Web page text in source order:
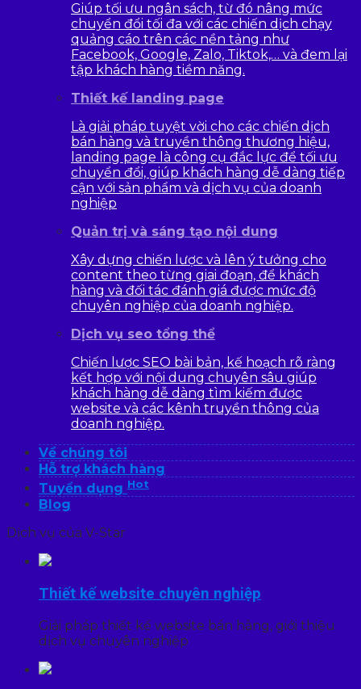
Giúp tối ưu ngân sách, từ đó nâng mức
chuyển đổi tối đa với các chiến dịch chạy
quảng cáo trên các nền tảng như
Facebook, Google, Zalo, Tiktok,… và đem lại
tập khách hàng tiềm năng.
Thiết kế landing page
Là giải pháp tuyệt vời cho các chiến dịch
bán hàng và truyền thông thương hiệu,
landing page là công cụ đắc lực để tối ưu
chuyển đổi, giúp khách hàng dễ dàng tiếp
cận với sản phẩm và dịch vụ của doanh
nghiệp
Quản trị và sáng tạo nội dung
Xây dựng chiến lược và lên ý tưởng cho
content theo từng giai đoạn, để khách
hàng và đối tác đánh giá được mức độ
chuyên nghiệp của doanh nghiệp.
Dịch vụ seo tổng thể
Chiến lược SEO bài bản, kế hoạch rõ ràng
kết hợp với nội dung chuyên sâu giúp
khách hàng dễ dàng tìm kiếm được
website và các kênh truyền thông của
doanh nghiệp.
Về chúng tôi
Hỗ trợ khách hàng
Tuyển dụng Hot
Blog
Dịch vụ của V-Star
Thiết kế website chuyên nghiệp
Giải pháp thiết kế website bán hàng, giới thiệu
dịch vụ chuyên nghiệp